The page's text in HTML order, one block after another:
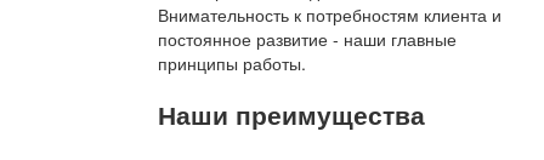
Внимательность к потребностям клиента и
постоянное развитие - наши главные
принципы работы.
Наши преимущества